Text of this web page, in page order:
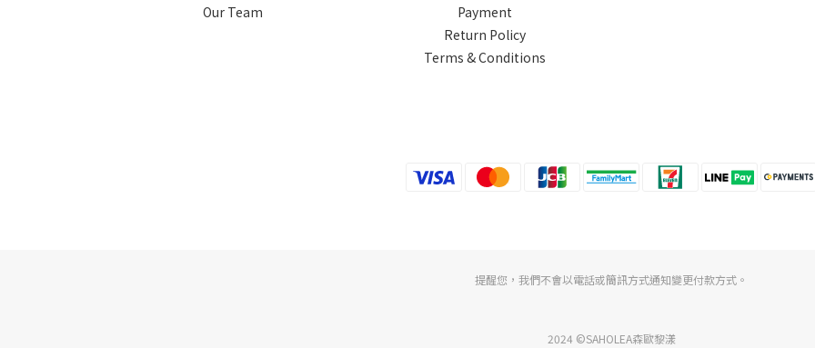
Our Team
Payment
Return Policy
Terms & Conditions
提醒您，我們不會以電話或簡訊方式通知變更付款方式。
2024 ©SAHOLEA森歐黎漾